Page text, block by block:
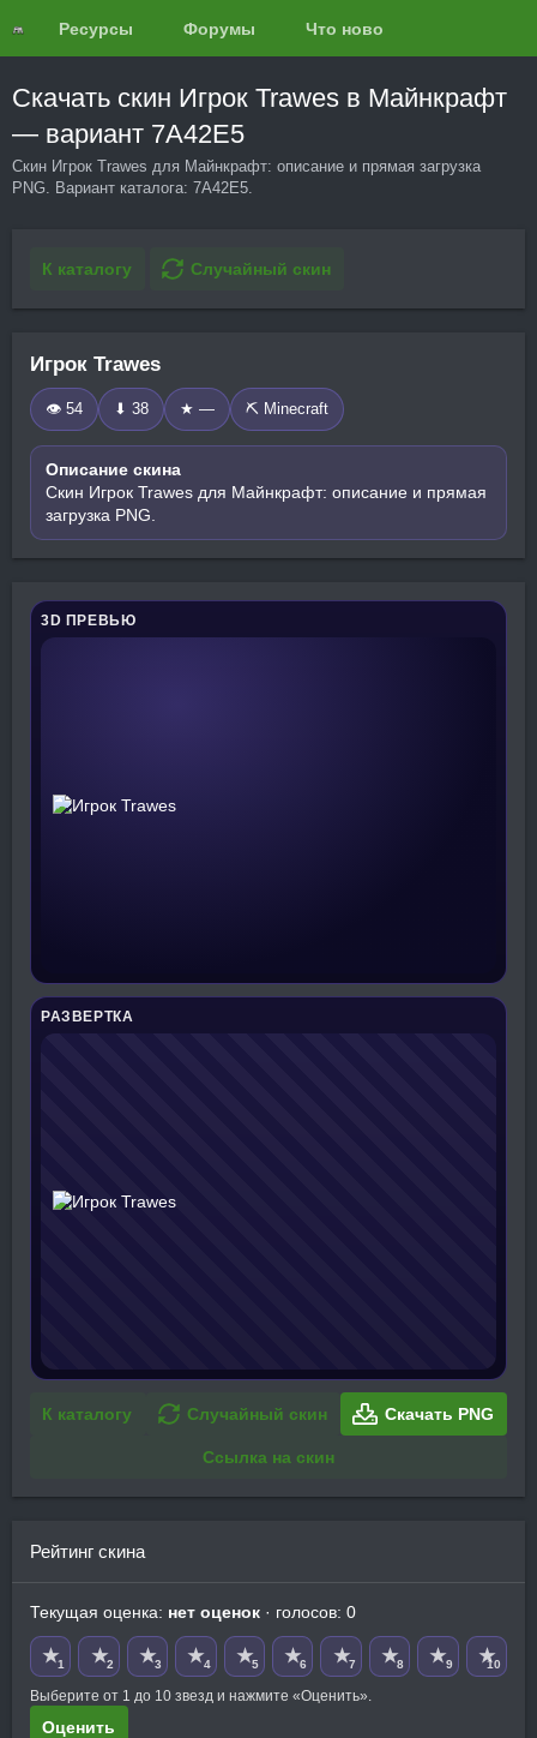
Ресурсы Форумы Что нового?
Скачать скин Игрок Trawes в Майнкрафт
— вариант 7A42E5
Скин Игрок Trawes для Майнкрафт: описание и прямая загрузка
PNG. Вариант каталога: 7A42E5.
К каталогу Случайный скин
Игрок Trawes
👁 54 ⬇ 38 ★ — ⛏️ Minecraft
Описание скина
Скин Игрок Trawes для Майнкрафт: описание и прямая
загрузка PNG.
3D ПРЕВЬЮ
РАЗВЕРТКА
К каталогу Случайный скин Скачать PNG
Ссылка на скин
Рейтинг скина
Текущая оценка: нет оценок · голосов: 0
★1 ★2 ★3 ★4 ★5 ★6 ★7 ★8 ★9 ★10
Выберите от 1 до 10 звезд и нажмите «Оценить».
Оценить